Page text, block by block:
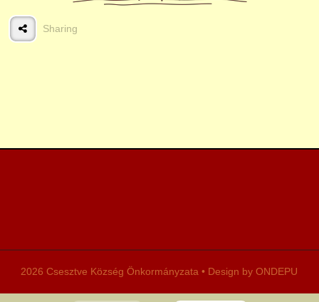
Sharing
2026 Csesztve Község Önkormányzata • Design by ONDEPU